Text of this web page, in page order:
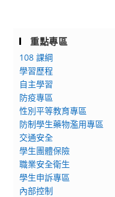
重點專區
108 課綱
學習歷程
自主學習
防疫專區
性別平等教育專區
防制學生藥物濫用專區
交通安全
學生團體保險
職業安全衛生
學生申訴專區
內部控制